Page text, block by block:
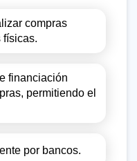
compras
físicas.
financiación
permitiendo el
por bancos.